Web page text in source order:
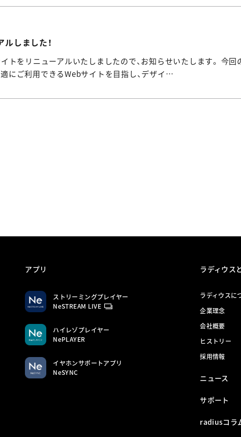
しました！
トをリニューアルいたしましたので、お知らせいたします。 今回
にご利用できるWebサイトを目指し、デザイ…
アプリ
ストリーミングプレイヤー
NeSTREAM LIVE
ハイレゾプレイヤー
NePLAYER
イヤホンサポートアプリ
NeSYNC
ラディウス
ラディウスに
企業理念
会社概要
ヒストリー
採用情報
ニュース
サポート
radiusコラ